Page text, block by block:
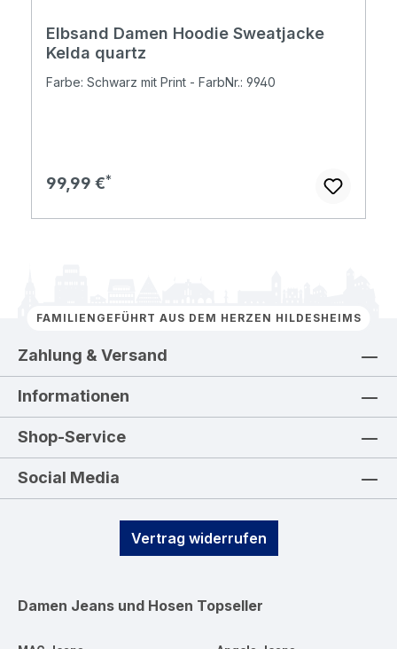
Elbsand Damen Hoodie Sweatjacke
Kelda quartz
Farbe: Schwarz mit Print - FarbNr.: 9940
Regulärer Preis:
99,99 €
FAMILIENGEFÜHRT AUS DEM HERZEN HILDESHEIMS
Zahlung & Versand
Informationen
Shop-Service
Social Media
Vertrag widerrufen
Damen Jeans und Hosen Topseller